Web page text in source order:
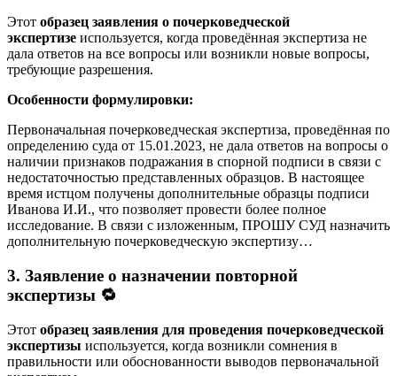
Этот образец заявления о почерковедческой
экспертизе используется, когда проведённая экспертиза не
дала ответов на все вопросы или возникли новые вопросы,
требующие разрешения.
Особенности формулировки:
Первоначальная почерковедческая экспертиза, проведённая по
определению суда от 15.01.2023, не дала ответов на вопросы о
наличии признаков подражания в спорной подписи в связи с
недостаточностью представленных образцов. В настоящее
время истцом получены дополнительные образцы подписи
Иванова И.И., что позволяет провести более полное
исследование. В связи с изложенным, ПРОШУ СУД назначить
дополнительную почерковедческую экспертизу…
3. Заявление о назначении повторной
экспертизы 🔁
Этот образец заявления для проведения почерковедческой
экспертизы используется, когда возникли сомнения в
правильности или обоснованности выводов первоначальной